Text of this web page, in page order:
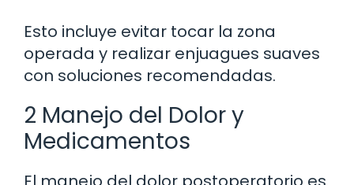
Esto incluye evitar tocar la zona
operada y realizar enjuagues suaves
con soluciones recomendadas.
2 Manejo del Dolor y
Medicamentos